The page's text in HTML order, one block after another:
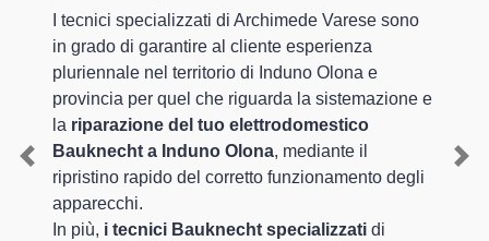
I tecnici specializzati di Archimede Varese sono
in grado di garantire al cliente esperienza
pluriennale nel territorio di Induno Olona e
provincia per quel che riguarda la sistemazione e
la riparazione del tuo elettrodomestico
Bauknecht a Induno Olona, mediante il
ripristino rapido del corretto funzionamento degli
apparecchi.
In più, i tecnici Bauknecht specializzati di
Previous